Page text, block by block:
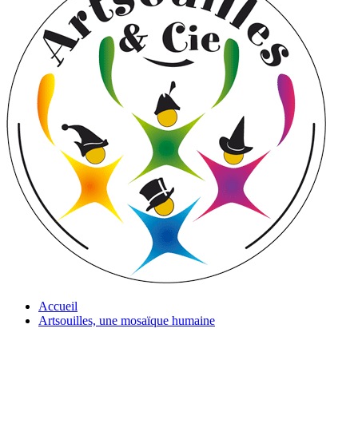
Accueil
Artsouilles, une mosaïque humaine